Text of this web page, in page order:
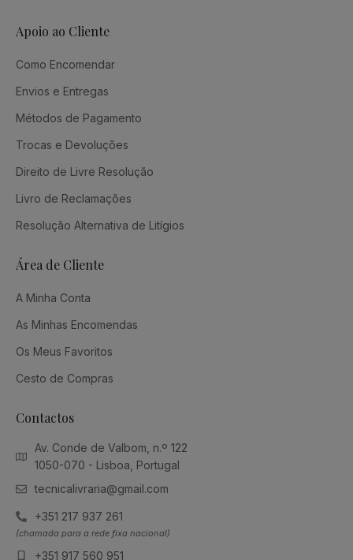
Apoio ao Cliente
Como Encomendar
Envios e Entregas
Métodos de Pagamento
Trocas e Devoluções
Direito de Livre Resolução
Livro de Reclamações
Resolução Alternativa de Litígios
Área de Cliente
A Minha Conta
As Minhas Encomendas
Os Meus Favoritos
Cesto de Compras
Contactos
Av. Conde de Valbom, n.º 122
1050-070 - Lisboa, Portugal
tecnicalivraria@gmail.com
+351 217 937 261
(chamada para a rede fixa nacional)
+351 917 560 951